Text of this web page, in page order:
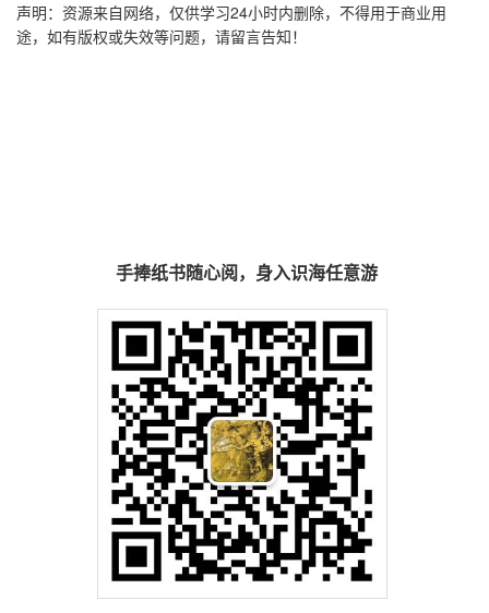
声明：资源来自网络，仅供学习24小时内删除，不得用于商业用
途，如有版权或失效等问题，请留言告知！
手捧纸书随心阅，身入识海任意游